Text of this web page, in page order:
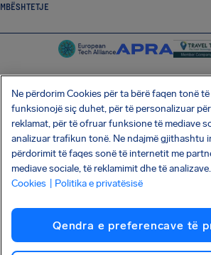
MBËSHTETJE
SocialFacebook
SocialTwitter
SHKARKO APLIKACIONIN TONË
Termat dhe Kushtet Politika e privatësisë
Sulmi i
Tërheqja nga kontrata
Ne përdorim Cookies për ta bërë faqen tonë
funksionojë siç duhet, për të personalizuar
reklamat, për të ofruar funksione të mediave
analizuar trafikun tonë. Ne ndajmë gjithashtu
përdorimit të faqes sonë të internetit me
mediave sociale, të reklamimit dhe të analizave.
Cookies
| Politika e privatësisë
Qendra e preferencave të